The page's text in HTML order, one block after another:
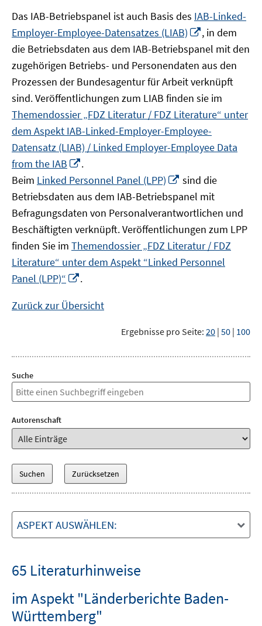
Das IAB-Betriebspanel ist auch Basis des IAB-Linked-
Employer-Employee-Datensatzes (LIAB)
In
neuem
Fenster
öffnen
, in dem
die Betriebsdaten aus dem IAB-Betriebspanel mit den
zugehörigen Betriebs- und Personendaten aus den
Prozessen der Bundesagentur für Arbeit verknüpft
sind. Veröffentlichungen zum LIAB finden sie im
Themendossier „FDZ Literatur / FDZ Literature“ unter
dem Aspekt IAB-Linked-Employer-Employee-
Datensatz (LIAB) / Linked Employer-Employee Data
from the IAB
neuem
Fenster
öffnen
.
Beim Linked Personnel Panel (LPP)
In
neuem
Fenster
öffnen
sind die
Betriebsdaten aus dem IAB-Betriebspanel mit
Befragungsdaten von Personalverantwortlichen und
Beschäftigten verknüpft. Veröffentlichungen zum LPP
finden Sie im Themendossier „FDZ Literatur / FDZ
Literature“ unter dem Aspekt “Linked Personnel
Panel (LPP)“
Fenster
.
Zurück zur Übersicht
Ergebnisse pro Seite: 20 | 50 | 100
Suche
Autorenschaft
ASPEKT AUSWÄHLEN:
65 Literaturhinweise
im Aspekt "Länderberichte Baden-
Württemberg"